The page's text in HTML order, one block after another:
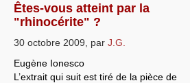
Êtes-vous atteint par la
"rhinocérite" ?
30 octobre 2009 par J.G.
Eugène Ionesco
L’extrait qui suit est tiré de la pièce de